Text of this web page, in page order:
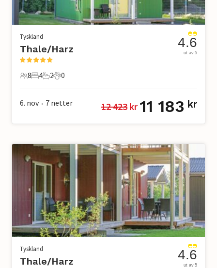
Tyskland
Thale/Harz
8 Gjester
8
4 Soverom
4
2 Bad
2
0 Kjæledyr
0
4.6
ut av 5
6. nov • 7 netter 12 423 kr 11 183 kr
Tyskland
Thale/Harz 4.6
ut av 5